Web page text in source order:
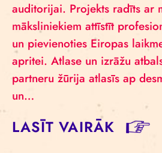
auditorijai. Projekts radīts ar
māksliniekiem attīstīt
un pievienoties Eiropas
apritei. Atlase un izrāžu
partneru žūrija atlasīs ap
un…
LASĪT VAIRĀK